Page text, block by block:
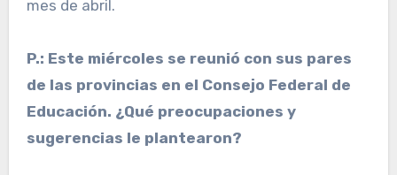
mes de abril.
P.: Este miércoles se reunió con sus pares
de las provincias en el Consejo Federal de
Educación. ¿Qué preocupaciones y
sugerencias le plantearon?